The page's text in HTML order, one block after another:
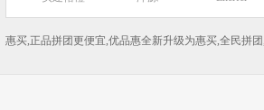
惠买,正品拼团更便宜,优品惠全新升级为惠买,全民拼